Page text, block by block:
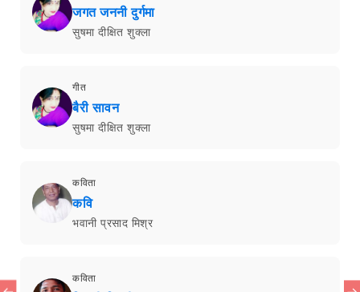
जगत जननी दुर्गमा
सुषमा दीक्षित शुक्ला
गीत
बैरी सावन
सुषमा दीक्षित शुक्ला
कविता
कवि
भवानी प्रसाद मिश्र
कविता